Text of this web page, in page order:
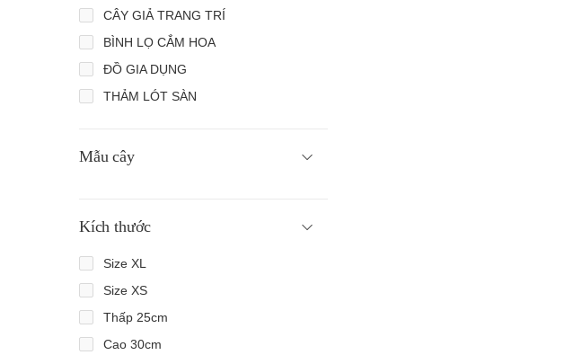
CÂY GIẢ TRANG TRÍ
BÌNH LỌ CẮM HOA
ĐỒ GIA DỤNG
THẢM LÓT SÀN
Mẫu cây
Kích thước
Size XL
Size XS
Thấp 25cm
Cao 30cm